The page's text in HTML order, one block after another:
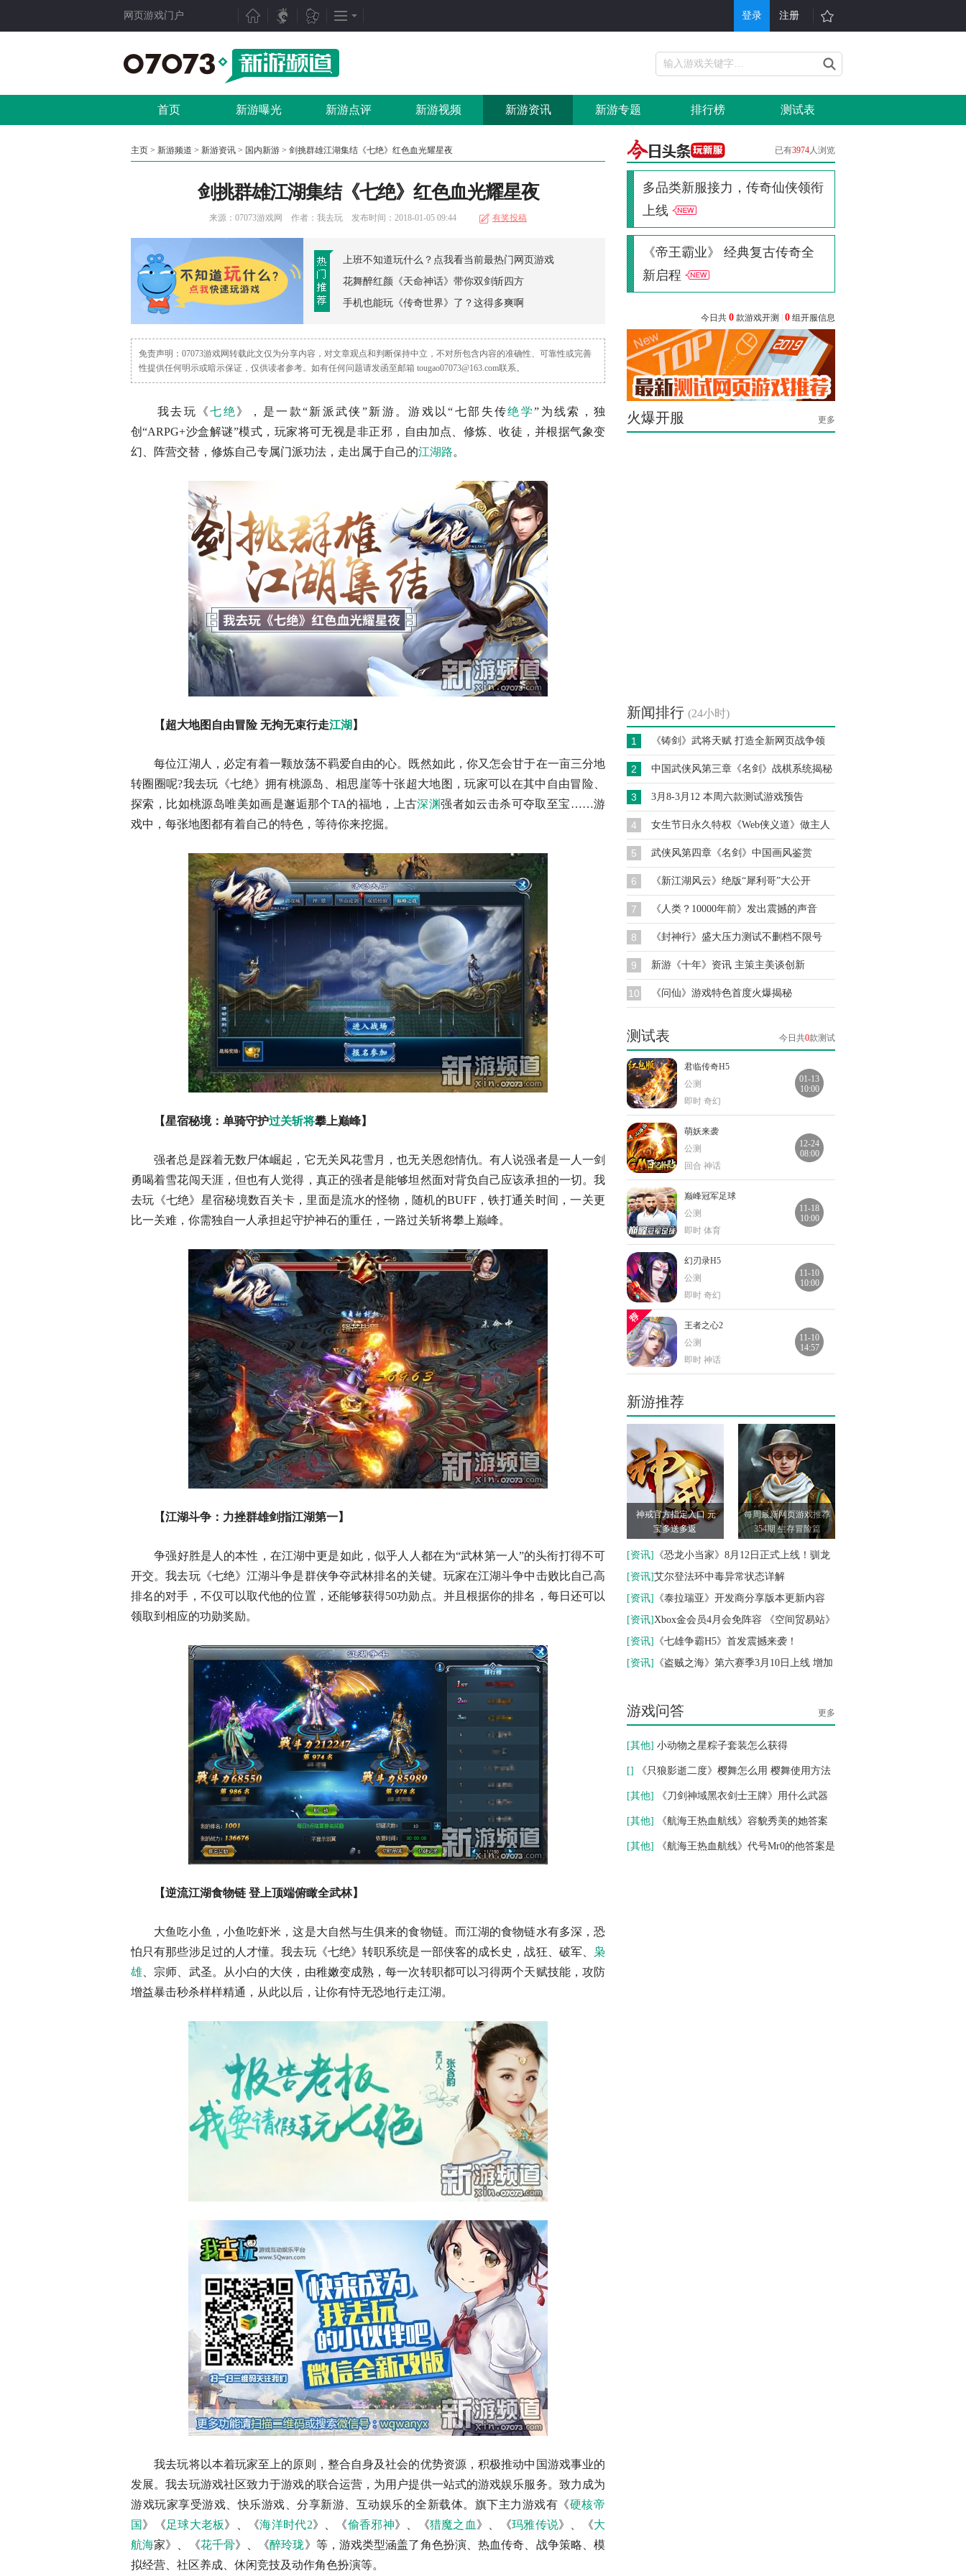
网页游戏门户 登录 注册
新游聚焦
新游点评
新游曝光
产业动态
行业动态
07073视点
厂商频道
产业专题
新闻周刊
新游竞速
游戏专题
更多专题
我是皇
太极崛起
荒野行动
刺激战场
找游戏
游戏大全
打折充值
排行榜
游戏礼包
开服表
微信小游戏
单机游戏
H5游戏平台
会员中心
手机游戏
首页 新游曝光 新游点评 新游视频 新游资讯 新游专题 排行榜 测试表
主页 > 新游频道 > 新游资讯 > 国内新游 > 剑挑群雄江湖集结《七绝》红色血光耀星夜
剑挑群雄江湖集结《七绝》红色血光耀星夜
来源： 07073游戏网 作者：我去玩 发布时间：2018-01-05 09:44 有奖投稿
上班不知道玩什么？点我看当前最热门网页游戏
花舞醉红颜《天命神话》带你双剑斩四方
手机也能玩《传奇世界》了？这得多爽啊
免责声明：07073游戏网转载此文仅为分享内容，对文章观点和判断保持中立，不对所包含内容的准确性、可靠性或完善
性提供任何明示或暗示保证，仅供读者参考。如有任何问题请发函至邮箱 tougao07073@163.com联系。
我去玩《七绝》，是一款“新派武侠”新游。游戏以“七部失传绝学”为线索，独
创“ARPG+沙盒解谜”模式，玩家将可无视是非正邪，自由加点、修炼、收徒，并根据气象变
幻、阵营交替，修炼自己专属门派功法，走出属于自己的江湖路。
【超大地图自由冒险 无拘无束行走江湖 】
每位江湖人，必定有着一颗放荡不羁爱自由的心。既然如此，你又怎会甘于在一亩三分地
转圈圈呢?我去玩《七绝》拥有桃源岛、相思崖等十张超大地图，玩家可以在其中自由冒险、
探索，比如桃源岛唯美如画是邂逅那个TA的福地，上古深渊强者如云击杀可夺取至宝……游
戏中，每张地图都有着自己的特色，等待你来挖掘。
【星宿秘境：单骑守护过关斩将攀上巅峰】
强者总是踩着无数尸体崛起，它无关风花雪月，也无关恩怨情仇。有人说强者是一人一剑
勇喝着雪花闯天涯，但也有人觉得，真正的强者是能够坦然面对背负自己应该承担的一切。我
去玩《七绝》星宿秘境数百关卡，里面是流水的怪物，随机的BUFF，铁打通关时间，一关更
比一关难，你需独自一人承担起守护神石的重任，一路过关斩将攀上巅峰。
【江湖斗争：力挫群雄剑指江湖第一】
争强好胜是人的本性，在江湖中更是如此，似乎人人都在为“武林第一人”的头衔打得不可
开交。我去玩《七绝》江湖斗争是群侠争夺武林排名的关键。玩家在江湖斗争中击败比自己高
排名的对手，不仅可以取代他的位置，还能够获得50功勋点。并且根据你的排名，每日还可以
领取到相应的功勋奖励。
【逆流江湖食物链 登上顶端俯瞰全武林】
大鱼吃小鱼，小鱼吃虾米，这是大自然与生俱来的食物链。而江湖的食物链水有多深，恐
怕只有那些涉足过的人才懂。我去玩《七绝》转职系统是一部侠客的成长史，战狂、破军、 枭
雄 、宗师、武圣。从小白的大侠，由稚嫩变成熟，每一次转职都可以习得两个天赋技能，攻防
增益暴击秒杀样样精通，从此以后，让你有恃无恐地行走江湖。
我去玩将以本着玩家至上的原则，整合自身及社会的优势资源，积极推动中国游戏事业的
发展。我去玩游戏社区致力于游戏的联合运营，为用户提供一站式的游戏娱乐服务。致力成为
游戏玩家享受游戏、快乐游戏、分享新游、互动娱乐的全新载体。旗下主力游戏有《硬核帝
国》《足球大老板》、《海洋时代2》、《偷香邪神》、《猎魔之血 》、《玛雅传说》、《大
航海家》、《花千骨》、《醉玲珑》等，游戏类型涵盖了角色扮演、热血传奇、战争策略、模
拟经营、社区养成、休闲竞技及动作角色扮演等。
今日头条
已有3974人浏览
多品类新服接力，传奇仙侠领衔
上线
《帝王霸业》 经典复古传奇全
新启程
今日共 0 款游戏开测 0 组开服信息
火爆开服 更多
新闻排行 (24小时)
1 《铸剑》武将天赋 打造全新网页战争领
2 中国武侠风第三章《名剑》战棋系统揭秘
3 3月8-3月12 本周六款测试游戏预告
4 女生节日永久特权《Web侠义道》做主人
5 武侠风第四章《名剑》中国画风鉴赏
6 《新江湖风云》绝版“犀利哥”大公开
7 《人类？10000年前》发出震撼的声音
8 《封神行》盛大压力测试不删档不限号
9 新游《十年》资讯 主策主美谈创新
10 《问仙》游戏特色首度火爆揭秘
测试表 今日共0款测试
君临传奇H5
公测
即时 奇幻
01-13
10:00
萌妖来袭
公测
回合 神话
12-24
08:00
巅峰冠军足球
公测
即时 体育
11-18
10:00
幻刃录H5
公测
即时 奇幻
11-10
10:00
王者之心2
公测
即时 神话
11-10
14:57
即时 奇幻
烈焰屠神
公测
即时 奇幻
10-26
09:00
暗夜奇迹
公测
即时 奇幻
10-13
16:09
笑傲仙侠
公测
即时 神话
10-13
倾世情缘
公测
10-12
新游推荐
神戒官方指定入口 元
宝多送多返
每周最新网页游戏推荐
354期 生存冒险篇
[资讯]
《恐龙小当家》8月12日正式上线！驯龙
建造战斗三重狂欢
[资讯]艾尔登法环中毒异常状态详解
[资讯]
《泰拉瑞亚》开发商分享版本更新内容
新作即将开工
[资讯]Xbox金会员4月会免阵容 《空间贸易站》
《别样视界》
[资讯]
《七雄争霸H5》首发震撼来袭！
[资讯]
《盗贼之海》第六赛季3月10日上线 增加
游戏问答 更多
[其他] 小动物之星粽子套装怎么获得
[] 《只狼影逝二度》樱舞怎么用 樱舞使用方法
分享
[其他] 《刀剑神域黑衣剑士王牌》用什么武器
好 公测武器使用选
[其他] 《航海王热血航线》容貌秀美的她答案
是谁 容貌秀美的她
[其他] 《航海王热血航线》代号Mr0的他答案是